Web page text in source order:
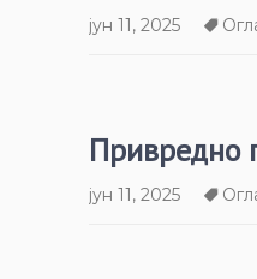
јун 11, 2025
Привредно
јун 11, 2025